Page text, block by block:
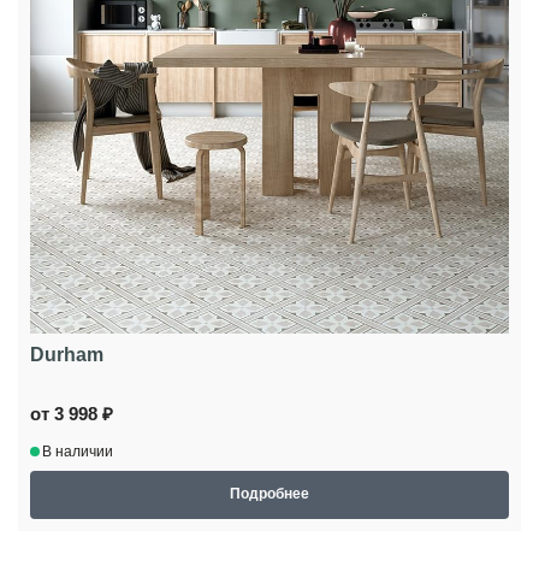
Durham
от 3 998 ₽
В наличии
Подробнее